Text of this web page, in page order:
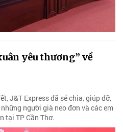
yêu thương” về
J&T Express đã sẻ chia, giúp đỡ,
người già neo đơn và các em
tại TP Cần Thơ.